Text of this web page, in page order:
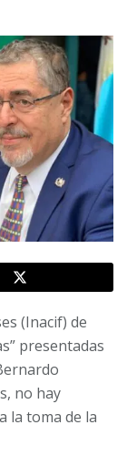
(Inacif) de
presentadas
no hay
la toma de la